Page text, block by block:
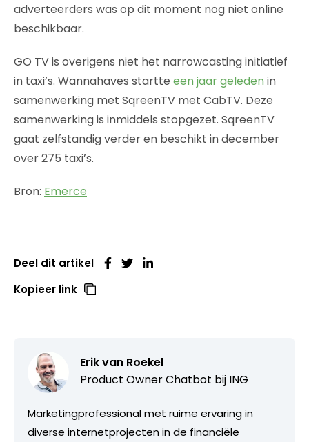
adverteerders was op dit moment nog niet online
beschikbaar.
GO TV is overigens niet het narrowcasting initiatief
in taxi’s. Wannahaves startte een jaar geleden in
samenwerking met SqreenTV met CabTV. Deze
samenwerking is inmiddels stopgezet. SqreenTV
gaat zelfstandig verder en beschikt in december
over 275 taxi’s.
Bron: Emerce
Deel dit artikel
Kopieer link
Erik van Roekel
Product Owner Chatbot bij ING
Marketingprofessional met ruime ervaring in
diverse internetprojecten in de financiële